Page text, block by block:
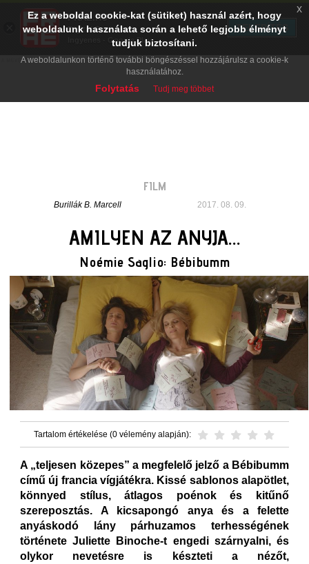
FILM
Burillák B. Marcell 2017. 08. 09.
AMILYEN AZ ANYJA...
Noémie Saglio: Bébibumm
Tartalom értékelése (0 vélemény alapján):
A „teljesen közepes” a megfelelő jelző a Bébibumm
című új francia vígjátékra. Kissé sablonos alapötlet,
könnyed stílus, átlagos poénok és kitűnő
szereposztás. A kicsapongó anya és a felette
anyáskodó lány párhuzamos terhességének
története Juliette Binoche-t engedi szárnyalni, és
olykor nevetésre is készteti a nézőt,
Ez a weboldal cookie-kat (sütiket) használ azért, hogy
weboldalunk használata során a lehető legjobb élményt
tudjuk biztosítani.
A weboldalunkon történő további böngészéssel hozzájárulsz a cookie-k
használatához.
Folytatás Tudj meg többet
x
PRAE.HU
Digital Evolution
Ingyenes - Google Play
TELEPÍTÉS